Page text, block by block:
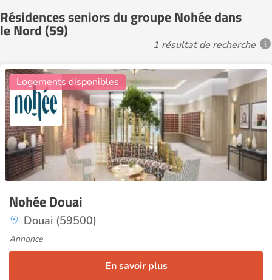
Résidences seniors du groupe Nohée dans
le Nord (59)
1 résultat de recherche
Nohée Douai
Douai (59500)
Logements disponibles
Annonce
En savoir plus